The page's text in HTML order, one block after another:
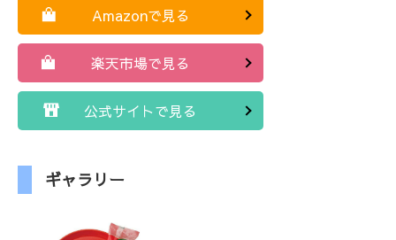
Amazonで見る
楽天市場で見る
公式サイトで見る
ギャラリー